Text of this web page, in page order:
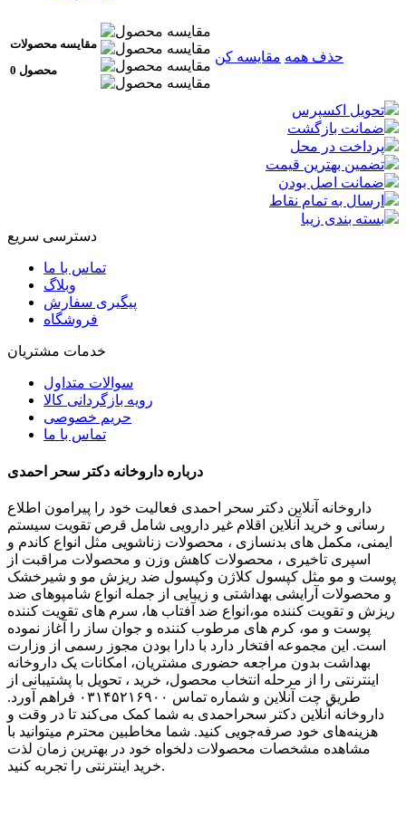
مقایسه محصولات
0 محصول
حذف همه مقایسه کن
تحویل اکسپرس
ضمانت بازگشت
پرداخت در محل
تضمین بهترین قیمت
ضمانت اصل بودن
ارسال به تمام نقاط
بسته بندی زیبا
دسترسی سریع
تماس با ما
وبلاگ
پیگیری سفارش
فروشگاه
خدمات مشتریان
سوالات متداول
رویه بازگردانی کالا
حریم خصوصی
تماس با ما
درباره داروخانه دکتر سحر احمدی
داروخانه آنلاین دکتر سحر احمدی فعالیت خود را پیرامون اطلاع
رسانی و خرید آنلاین اقلام غیر دارویی شامل قرص تقویت سیستم
ایمنی، مکمل های بدنسازی ، محصولات زناشویی مثل انواع کاندم و
اسپری تاخیری ، محصولات کاهش وزن و محصولات مراقبت از
پوست و مو مثل کپسول کلاژن وکپسول ضد ریزش مو و شیرخشک
و محصولات آرایشی بهداشتی و زیبایی از جمله انواع شامپوهای ضد
ریزش و تقویت کننده مو،انواع ضد آفتاب ها، سرم های تقویت کننده
پوست و مو، کرم های مرطوب کننده و جوان ساز را آغاز نموده
است. این مجموعه افتخار دارد با دارا بودن مجوز رسمی از وزارت
بهداشت بدون مراجعه حضوری مشتریان، امکانات یک داروخانه
اینترنتی را از مرحله انتخاب محصول، خرید ، تحویل با پشتیبانی از
طریق چت آنلاین و شماره تماس ۰۳۱۴۵۲۱۶۹۰۰ فراهم آورد.
داروخانه آنلاین دکتر سحراحمدی به شما کمک می‌کند تا در وقت و
هزینه‌های خود صرفه‌جویی کنید. شما مخاطبین محترم میتوانید با
مشاهده مشخصات محصولات دلخواه خود در بهترین زمان لذت
خرید اینترنتی را تجربه کنید.